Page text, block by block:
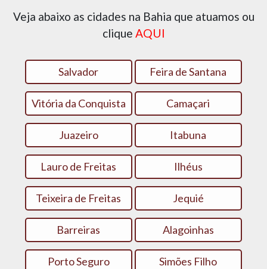
Veja abaixo as cidades na Bahia que atuamos ou
clique AQUI
Salvador Feira de Santana
Vitória da Conquista Camaçari
Juazeiro Itabuna
Lauro de Freitas Ilhéus
Teixeira de Freitas Jequié
Barreiras Alagoinhas
Porto Seguro Simões Filho